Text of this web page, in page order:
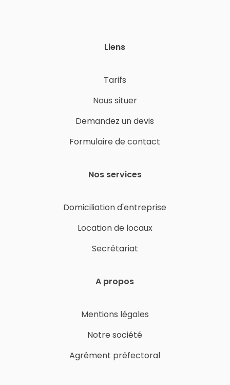
Liens
Tarifs
Nous situer
Demandez un devis
Formulaire de contact
Nos services
Domiciliation d'entreprise
Location de locaux
Secrétariat
A propos
Mentions légales
Notre société
Agrément préfectoral